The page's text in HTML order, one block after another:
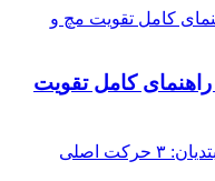
راهنمای کامل تقویت